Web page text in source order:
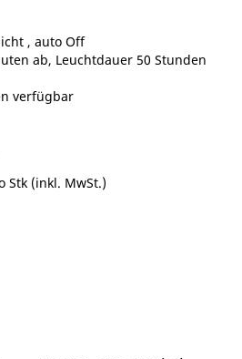
, auto Off
ab, Leuchtdauer 50 Stunden
verfügbar
Stk (inkl. MwSt.)